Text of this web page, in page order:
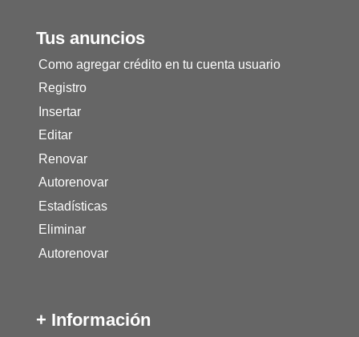
Tus anuncios
Como agregar crédito en tu cuenta usuario
Registro
Insertar
Editar
Renovar
Autorenovar
Estadísticas
Eliminar
Autorenovar
+ Información